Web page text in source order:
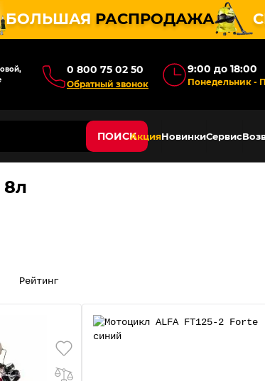
БОЛЬШАЯ РАСПРОДАЖА
0 800 75 02 50
Обратный звонок
9:00 до 18:00
Понедельник -
ПОИСКАкцияНовинкиСервис
Рейтинг